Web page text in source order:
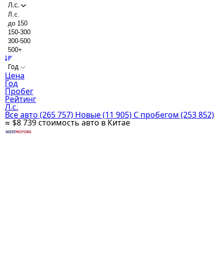
Л.с.
Л.с.
до 150
150-300
300-500
500+
Год
Цена
Год
Пробег
Рейтинг
Л.с.
Все авто (265 757) Новые(11 905) С пробегом (253 852)
≈ $8 739стоимость авто в Китае